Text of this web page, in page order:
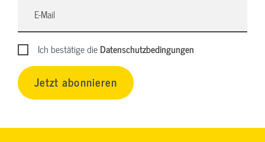
Ich bestätige dieDatenschutzbedingungen
Jetzt abonnieren